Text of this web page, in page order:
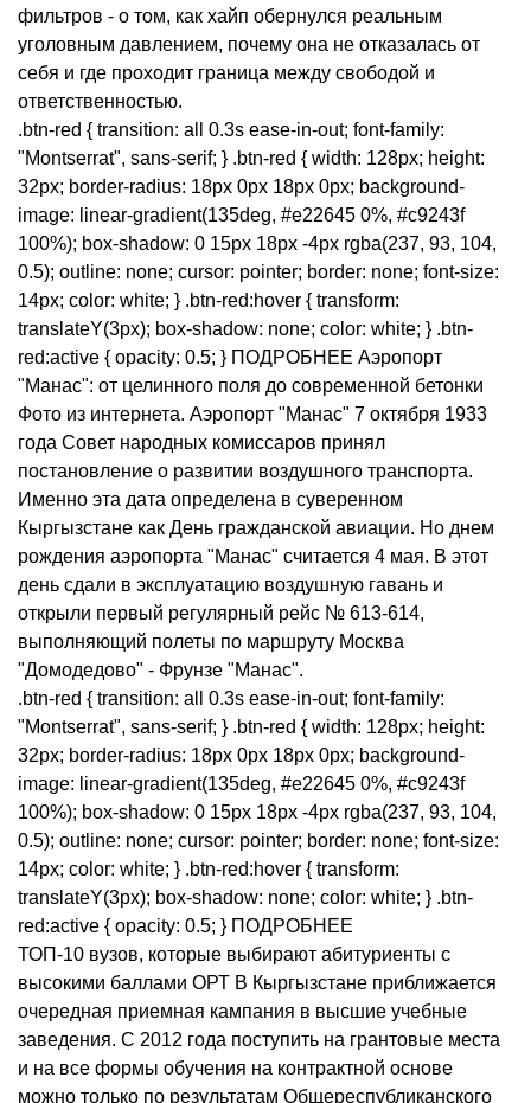
фильтров - о том, как хайп обернулся реальным
уголовным давлением, почему она не отказалась от
себя и где проходит граница между свободой и
ответственностью.
.btn-red { transition: all 0.3s ease-in-out; font-family:
"Montserrat", sans-serif; } .btn-red { width: 128px; height:
32px; border-radius: 18px 0px 18px 0px; background-
image: linear-gradient(135deg, #e22645 0%, #c9243f
100%); box-shadow: 0 15px 18px -4px rgba(237, 93, 104,
0.5); outline: none; cursor: pointer; border: none; font-size:
14px; color: white; } .btn-red:hover { transform:
translateY(3px); box-shadow: none; color: white; } .btn-
red:active { opacity: 0.5; } ПОДРОБНЕЕ Аэропорт
"Манас": от целинного поля до современной бетонки
Фото из интернета. Аэропорт "Манас" 7 октября 1933
года Совет народных комиссаров принял
постановление о развитии воздушного транспорта.
Именно эта дата определена в суверенном
Кыргызстане как День гражданской авиации. Но днем
рождения аэропорта "Манас" считается 4 мая. В этот
день сдали в эксплуатацию воздушную гавань и
открыли первый регулярный рейс № 613-614,
выполняющий полеты по маршруту Москва
"Домодедово" - Фрунзе "Манас".
.btn-red { transition: all 0.3s ease-in-out; font-family:
"Montserrat", sans-serif; } .btn-red { width: 128px; height:
32px; border-radius: 18px 0px 18px 0px; background-
image: linear-gradient(135deg, #e22645 0%, #c9243f
100%); box-shadow: 0 15px 18px -4px rgba(237, 93, 104,
0.5); outline: none; cursor: pointer; border: none; font-size:
14px; color: white; } .btn-red:hover { transform:
translateY(3px); box-shadow: none; color: white; } .btn-
red:active { opacity: 0.5; } ПОДРОБНЕЕ
ТОП-10 вузов, которые выбирают абитуриенты с
высокими баллами ОРТ В Кыргызстане приближается
очередная приемная кампания в высшие учебные
заведения. С 2012 года поступить на грантовые места
и на все формы обучения на контрактной основе
можно только по результатам Общереспубликанского